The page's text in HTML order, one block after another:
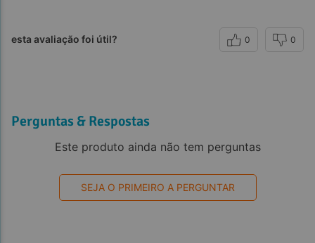
esta avaliação foi útil? 0 0
Perguntas & Respostas
Este produto ainda não tem perguntas
SEJA O PRIMEIRO A PERGUNTAR